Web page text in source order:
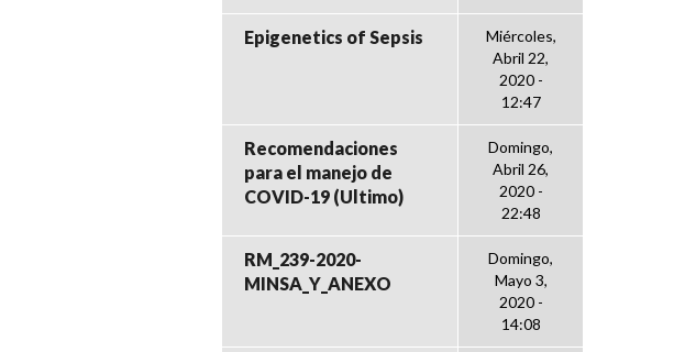
Epigenetics of Sepsis
Miércoles,
Abril 22,
2020 -
12:47
Recomendaciones
para el manejo de
COVID-19 (Ultimo)
Domingo,
Abril 26,
2020 -
22:48
RM_239-2020-
MINSA_Y_ANEXO
Domingo,
Mayo 3,
2020 -
14:08